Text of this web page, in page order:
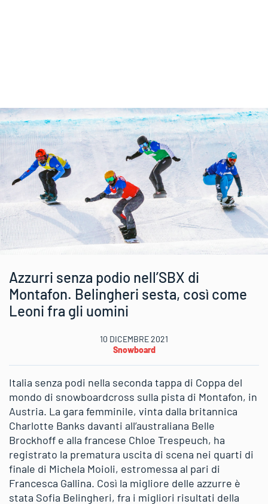
Azzurri senza podio nell’SBX di
Montafon. Belingheri sesta, così come
Leoni fra gli uomini
10 DICEMBRE 2021
Snowboard
Italia senza podi nella seconda tappa di Coppa del
mondo di snowboardcross sulla pista di Montafon, in
Austria. La gara femminile, vinta dalla britannica
Charlotte Banks davanti all’australiana Belle
Brockhoff e alla francese Chloe Trespeuch, ha
registrato la prematura uscita di scena nei quarti di
finale di Michela Moioli, estromessa al pari di
Francesca Gallina. Così la migliore delle azzurre è
stata Sofia Belingheri, fra i migliori risultati della